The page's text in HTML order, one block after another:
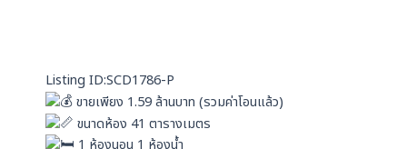
p
p
Listing ID:SCD1786-P
ขายเพียง 1.59 ล้านบาท (รวมค่าโอนแล้ว)
ขนาดห้อง 41 ตารางเมตร